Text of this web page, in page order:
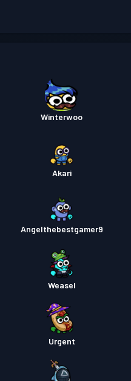
Winterwoo
Akari
Angelthebestgamer9
Weasel
Urgent